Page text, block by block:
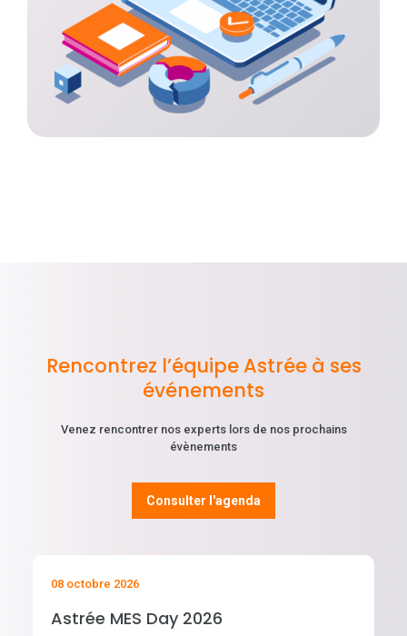
Rencontrez l’équipe Astrée à ses
événements
Venez rencontrer nos experts lors de nos prochains
évènements
Consulter l'agenda
08 octobre 2026
Astrée MES Day 2026